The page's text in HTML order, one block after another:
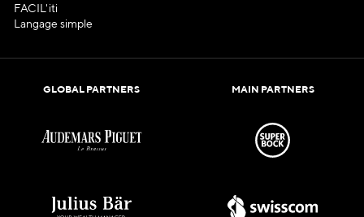
FACIL'iti
Langage simple
GLOBAL PARTNERS MAIN PARTNERS